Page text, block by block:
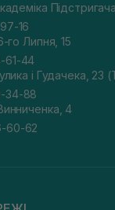
16
го Липня, 15
61-44
і Гудачека, 23
34-88
4
60-62